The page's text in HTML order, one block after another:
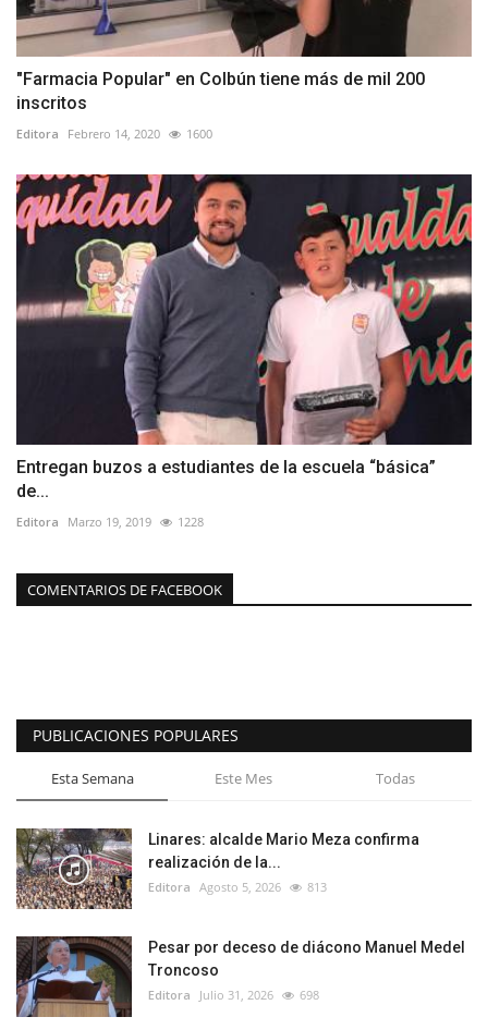
"Farmacia Popular" en Colbún tiene más de mil 200
inscritos
Editora Febrero 14, 2020 1600
Entregan buzos a estudiantes de la escuela “básica”
de...
Editora Marzo 19, 2019 1228
COMENTARIOS DE FACEBOOK
PUBLICACIONES POPULARES
Esta Semana Este Mes Todas
Linares: alcalde Mario Meza confirma
realización de la...
Editora Agosto 5, 2026 813
Pesar por deceso de diácono Manuel Medel
Troncoso
Editora Julio 31, 2026 698